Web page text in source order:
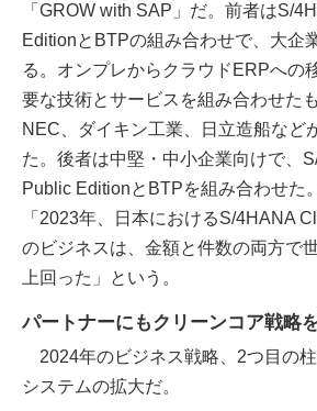
「GROW with SAP」だ。前者はS/
EditionとBTPの組み合わせで、大企
る。オンプレからクラウドERPへの
要な技術とサービスを組み合わせた
NEC、ダイキン工業、日立造船など
た。後者は中堅・中小企業向けで、
Public EditionとBTPを組み合わせた
「2023年、日本におけるS/4HANA
のビジネスは、金額と件数の両方で
上回った」という。
パートナーにもクリーンコア戦略
2024年のビジネス戦略、2つ目の
システムの拡大だ。